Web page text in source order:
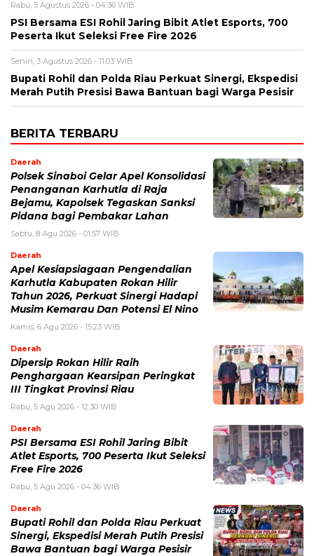
Rabu, 5 Agustus 2026 - 04:36 WIB
PSI Bersama ESI Rohil Jaring Bibit Atlet Esports, 700
Peserta Ikut Seleksi Free Fire 2026
Senin, 3 Agustus 2026 - 11:03 WIB
Bupati Rohil dan Polda Riau Perkuat Sinergi, Ekspedisi
Merah Putih Presisi Bawa Bantuan bagi Warga Pesisir
BERITA TERBARU
Daerah
Polsek Sinaboi Gelar Apel Konsolidasi
Penanganan Karhutla di Raja
Bejamu, Kapolsek Tegaskan Sanksi
Pidana bagi Pembakar Lahan
Sabtu, 8 Agu 2026 - 01:57 WIB
Daerah
Apel Kesiapsiagaan Pengendalian
Karhutla Kabupaten Rokan Hilir
Tahun 2026, Perkuat Sinergi Hadapi
Musim Kemarau Dan Potensi El Nino
Kamis, 6 Agu 2026 - 15:23 WIB
Daerah
Dipersip Rokan Hilir Raih
Penghargaan Kearsipan Peringkat
III Tingkat Provinsi Riau
Rabu, 5 Agu 2026 - 12:30 WIB
Daerah
PSI Bersama ESI Rohil Jaring Bibit
Atlet Esports, 700 Peserta Ikut Seleksi
Free Fire 2026
Rabu, 5 Agu 2026 - 04:36 WIB
Daerah
Bupati Rohil dan Polda Riau Perkuat
Sinergi, Ekspedisi Merah Putih Presisi
Bawa Bantuan bagi Warga Pesisir